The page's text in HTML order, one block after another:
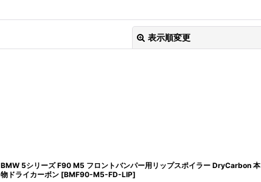
表示順変更
BMW 5シリーズ F90 M5 フロントバンパー用リップスポイラー DryCarbon 本
物ドライカーボン [BMF90-M5-FD-LIP]